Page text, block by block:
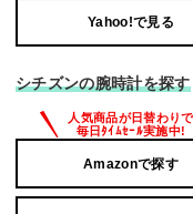
Yahoo!で見る
シチズンの腕時計を探す
Amazonで探す